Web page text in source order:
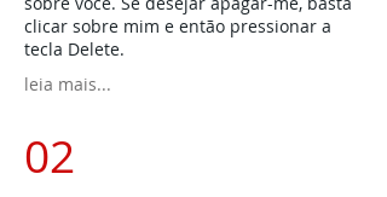
clicar sobre mim e então pressionar a
tecla Delete.
leia mais...
02